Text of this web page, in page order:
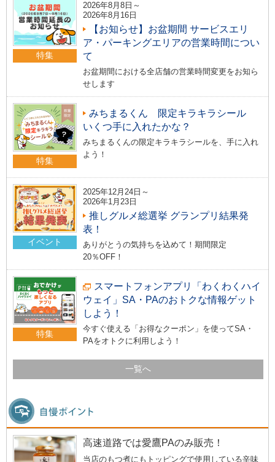
特集
2026年8月8日～
2026年8月16日
【お知らせ】お盆期間 サービスエリ
ア・パーキングエリアの営業時間につい
て
お盆期間における全店舗の営業時間変更をお知ら
せします
特集
みちまるくん 限定キラキラシール
いくつ手に入れたかな？
みちまるくんの限定キラキラシールを、手に入れ
よう！
イベント
2025年12月24日～
2026年1月23日
推しグルメ総選挙 グランプリ結果発
表！
ありがとうの気持ちを込めて！期間限定
20％OFF！
特集
スマートフォンアプリ「わくわくハイ
ウェイ」SA・PAのおトクな情報ゲット
しよう！
今すぐ使える「お得なクーポン」を使ってSA・
PAをオトクに利用しよう！
一覧へ
高速道路では愛鷹PAのみ販売！
当店のもつ煮にもトッピングで使用している辛味